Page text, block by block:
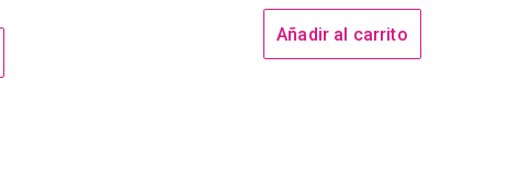
Añadir al carrito